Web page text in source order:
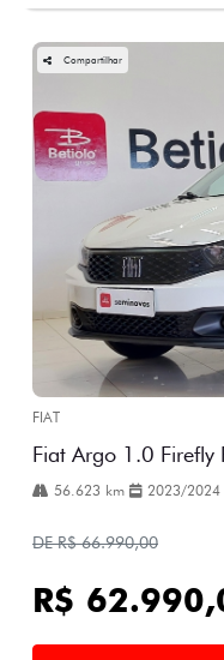
Compartilhar
FIAT
Fiat Argo 1.0
56.623 km 2023/2024
DE R$ 66.990,00
R$